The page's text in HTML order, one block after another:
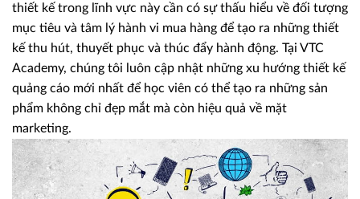
thiết kế trong lĩnh vực này cần có sự thấu hiểu về đối tượng
mục tiêu và tâm lý hành vi mua hàng để tạo ra những thiết
kế thu hút, thuyết phục và thúc đẩy hành động. Tại VTC
Academy, chúng tôi luôn cập nhật những xu hướng thiết kế
quảng cáo mới nhất để học viên có thể tạo ra những sản
phẩm không chỉ đẹp mắt mà còn hiệu quả về mặt
marketing.